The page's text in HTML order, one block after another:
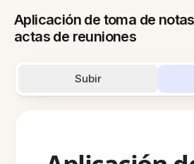
Aplicación de toma de
actas de reuniones
Subir